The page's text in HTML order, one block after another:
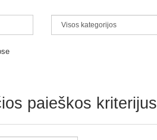
paieškos kriterijus